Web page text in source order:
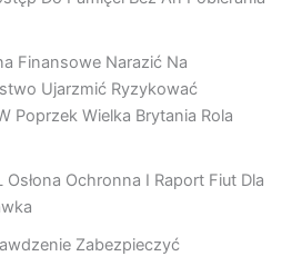
Finansowe Narazić Na
Ujarzmić Ryzykować
Poprzek Wielka Brytania Rola
Osłona Ochronna I Raport Fiut Dla
Zabezpieczyć